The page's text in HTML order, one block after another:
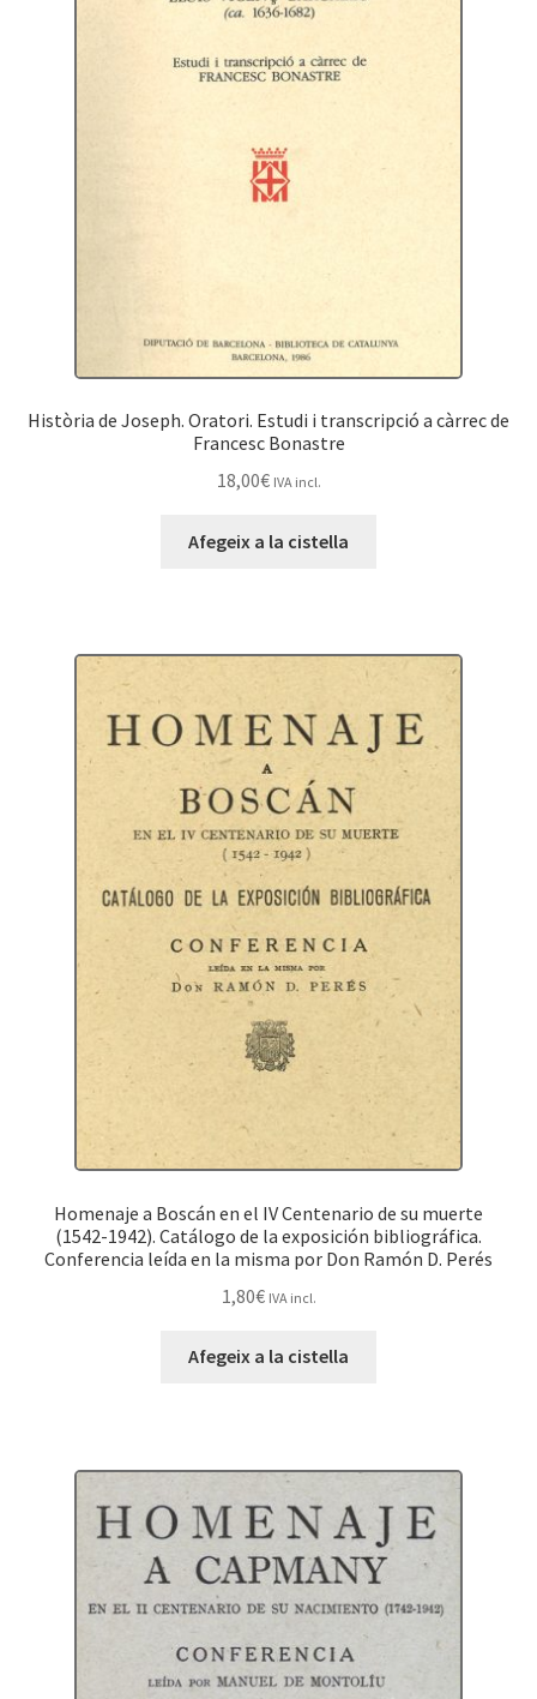
Història de Joseph. Oratori. Estudi i transcripció a càrrec de
Francesc Bonastre
18,00€ IVA incl.
Afegeix a la cistella
Homenaje a Boscán en el IV Centenario de su muerte
(1542-1942). Catálogo de la exposición bibliográfica.
Conferencia leída en la misma por Don Ramón D. Perés
1,80€ IVA incl.
Afegeix a la cistella